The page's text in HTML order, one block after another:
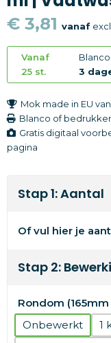
Thema
Merken
€ 3,81 vanaf
Vanaf
25 st.
Blanco:
3
Mok made in EU
Blanco of
Gratis digitaal
pagina
Stap 1: Aantal
Of vul hier je
Stap 2:
Rondom
Onbewerkt
1